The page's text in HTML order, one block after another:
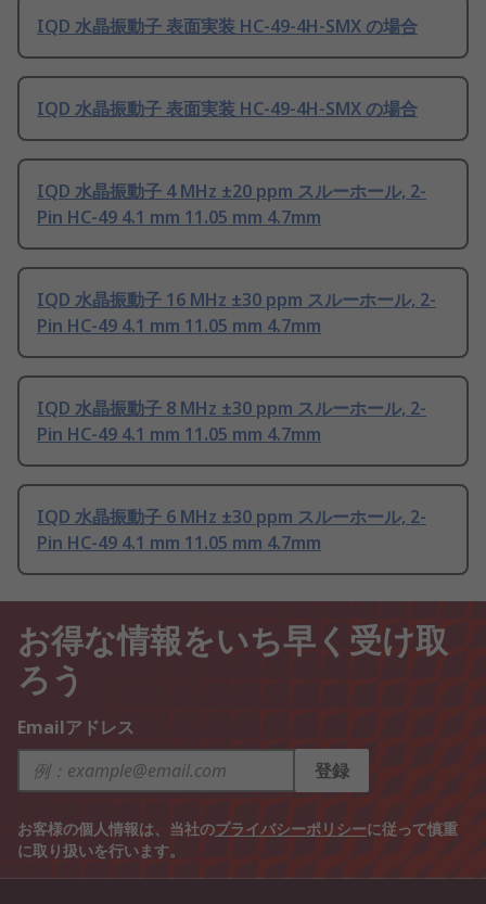
IQD 水晶振動子 表面実装 HC-49-4H-SMX の場合
IQD 水晶振動子 表面実装 HC-49-4H-SMX の場合
IQD 水晶振動子 4 MHz ±20 ppm スルーホール, 2-
Pin HC-49 4.1 mm 11.05 mm 4.7mm
IQD 水晶振動子 16 MHz ±30 ppm スルーホール, 2-
Pin HC-49 4.1 mm 11.05 mm 4.7mm
IQD 水晶振動子 8 MHz ±30 ppm スルーホール, 2-
Pin HC-49 4.1 mm 11.05 mm 4.7mm
IQD 水晶振動子 6 MHz ±30 ppm スルーホール, 2-
Pin HC-49 4.1 mm 11.05 mm 4.7mm
お得な情報をいち早く受け取
ろう
Emailアドレス
登録
お客様の個人情報は、当社のプライバシーポリシーに従って慎重
に取り扱いを行います。